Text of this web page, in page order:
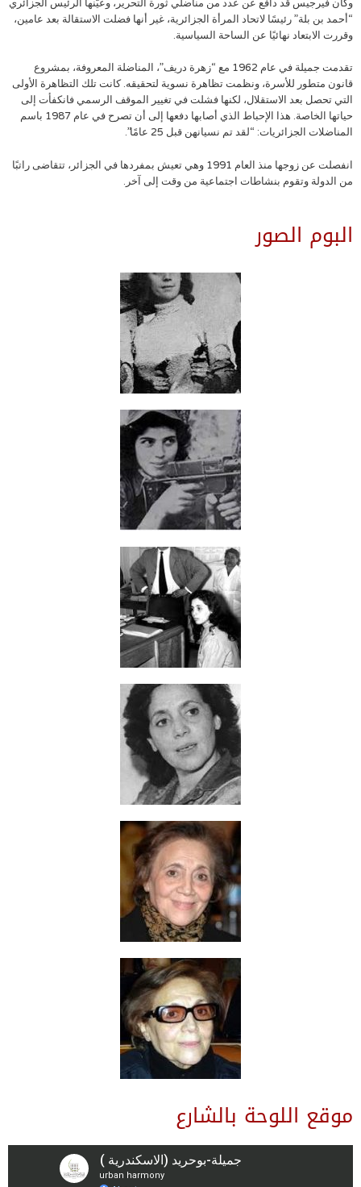
وكان فيرجيس قد دافع عن عدد من مناضلي ثورة التحرير، وعيّنها الرئيس الجزائري
“أحمد بن بلة” رئيسًا لاتحاد المرأة الجزائرية، غير أنها فضلت الاستقالة بعد عامين،
وقررت الابتعاد نهائيًا عن الساحة السياسية.
تقدمت جميلة في عام 1962 مع “زهرة دريف”، المناضلة المعروفة، بمشروع
قانون متطور للأسرة، ونظمت تظاهرة نسوية لتحقيقه. كانت تلك التظاهرة الأولى
التي تحصل بعد الاستقلال، لكنها فشلت في تغيير الموقف الرسمي فانكفأت إلى
حياتها الخاصة. هذا الإحباط الذي أصابها دفعها إلى أن تصرح في عام 1987 باسم
المناضلات الجزائريات: “لقد تم نسيانهن قبل 25 عامًا”.
انفصلت عن زوجها منذ العام 1991 وهي تعيش بمفردها في الجزائر، تتقاضى راتبًا
من الدولة وتقوم بنشاطات اجتماعية من وقت إلى آخر.
البوم الصور
موقع اللوحة بالشارع